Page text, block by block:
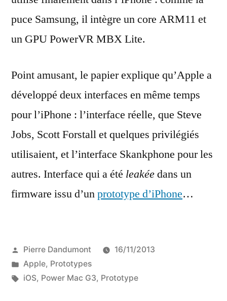
puce Samsung, il intègre un core ARM11 et
un GPU PowerVR MBX Lite.
Point amusant, le papier explique qu’Apple a
développé deux interfaces en même temps
pour l’iPhone : l’interface réelle, que Steve
Jobs, Scott Forstall et quelques privilégiés
utilisaient, et l’interface Skankphone pour les
autres. Interface qui a été leakéedans un
firmware issu d’unprototype d’iPhone…
Publié
par
Pierre Dandumont
16/11/2013
Publié
dans
Apple, Prototypes
Étiquettes :
iOS, Power Mac G3, Prototype